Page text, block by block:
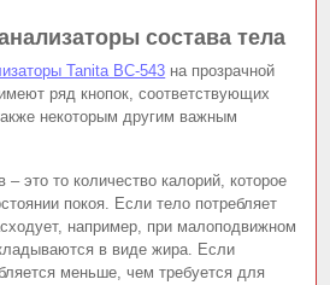
состава тела
Tanita BC-543 на прозрачной
ряд кнопок, соответствующих
некоторым другим важным
это то количество калорий, которое
покоя. Если тело потребляет
например, при малоподвижном
в виде жира. Если
меньше, чем требуется для